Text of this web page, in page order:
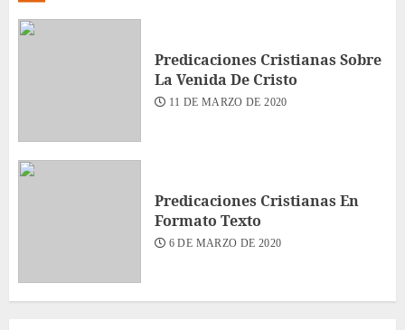
Predicaciones Cristianas Sobre
La Venida De Cristo
11 DE MARZO DE 2020
Predicaciones Cristianas En
Formato Texto
6 DE MARZO DE 2020